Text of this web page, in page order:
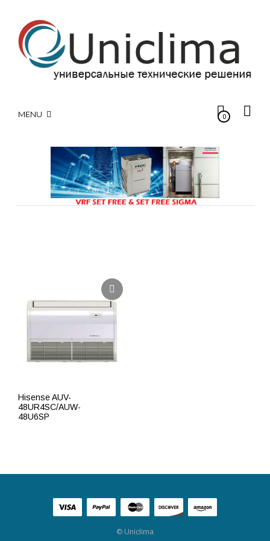
MENU 0
Hisense AUV-
48UR4SC/AUW-
48U6SP
© Uniclima